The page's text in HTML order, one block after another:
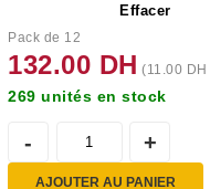
Effacer
Pack de 12
132.00 DH (11.00 DH
269 unités en stock
AJOUTER AU PANIER